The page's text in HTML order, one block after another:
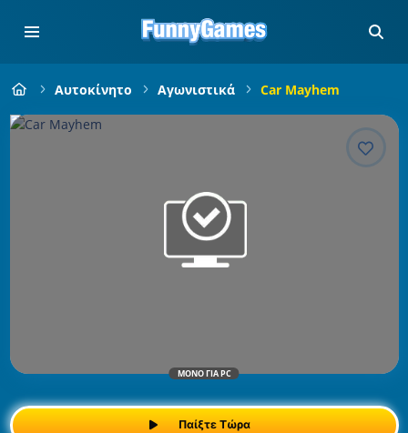
Αυτοκίνητο Αγωνιστικά Car Mayhem
ΜΌΝΟ ΓΙΑ PC
Παίξτε Τώρα